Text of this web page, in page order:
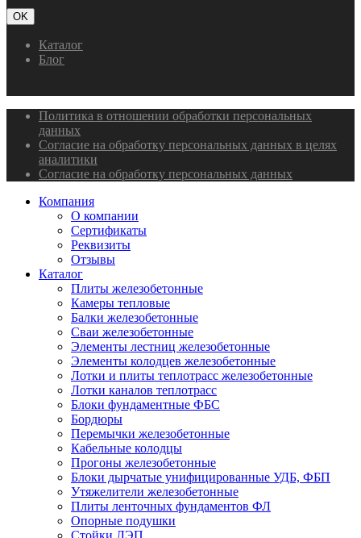
OK
Каталог
Блог
Политика в отношении обработки персональных
данных
Согласие на обработку персональных данных в целях
аналитики
Согласие на обработку персональных данных
Компания
О компании
Сертификаты
Реквизиты
Отзывы
Каталог
Плиты железобетонные
Камеры тепловые
Балки железобетонные
Сваи железобетонные
Элементы лестниц железобетонные
Элементы колодцев железобетонные
Лотки и плиты теплотрасс железобетонные
Лотки каналов теплотрасс
Блоки фундаментные ФБС
Бордюры
Перемычки железобетонные
Кабельные колодцы
Прогоны железобетонные
Блоки дырчатые унифицированные УДБ, ФБП
Утяжелители железобетонные
Плиты ленточных фундаментов ФЛ
Опорные подушки